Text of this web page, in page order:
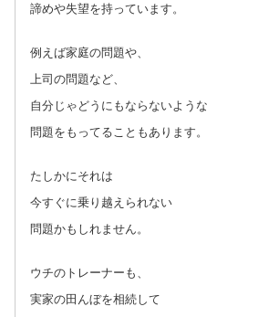
諦めや失望を持っています。
例えば家庭の問題や、
上司の問題など、
自分じゃどうにもならないような
問題をもってることもあります。
たしかにそれは
今すぐに乗り越えられない
問題かもしれません。
ウチのトレーナーも、
実家の田んぼを相続して